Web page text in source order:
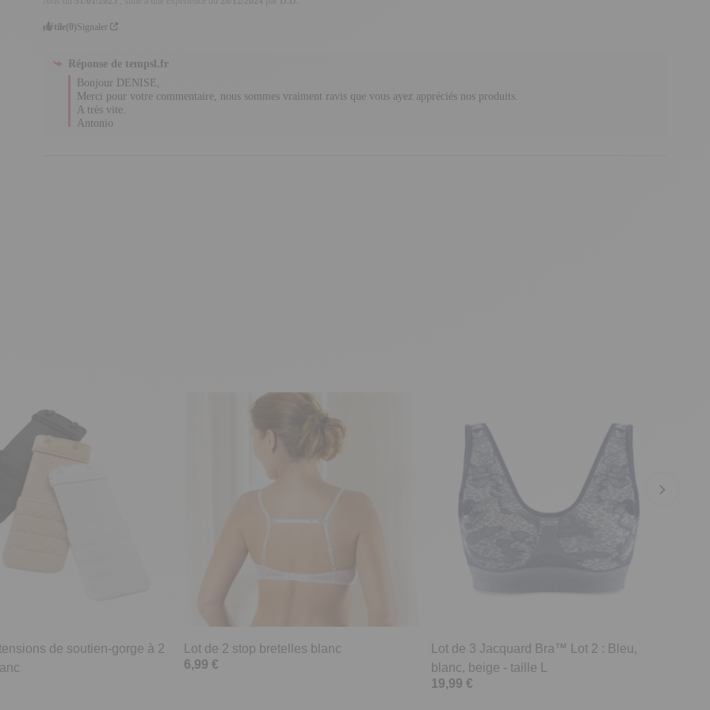
Utile(0)Signaler
Réponse de tempsl.fr
Bonjour DENISE,
Merci pour votre commentaire, nous sommes vraiment ravis que vous ayez appréciés nos produits.
A très vite.
Antonio
de soutien-gorge à 2
Lot de 2 stop bretelles blanc
6,99 €
Lot de 3 Jacquard Bra™ Lot 2 : Bleu,
blanc, beige - taille L
19,99 €